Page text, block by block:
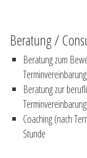
Beratung /
Beratung zum
Beratung zur
Coaching (nach
Stunde